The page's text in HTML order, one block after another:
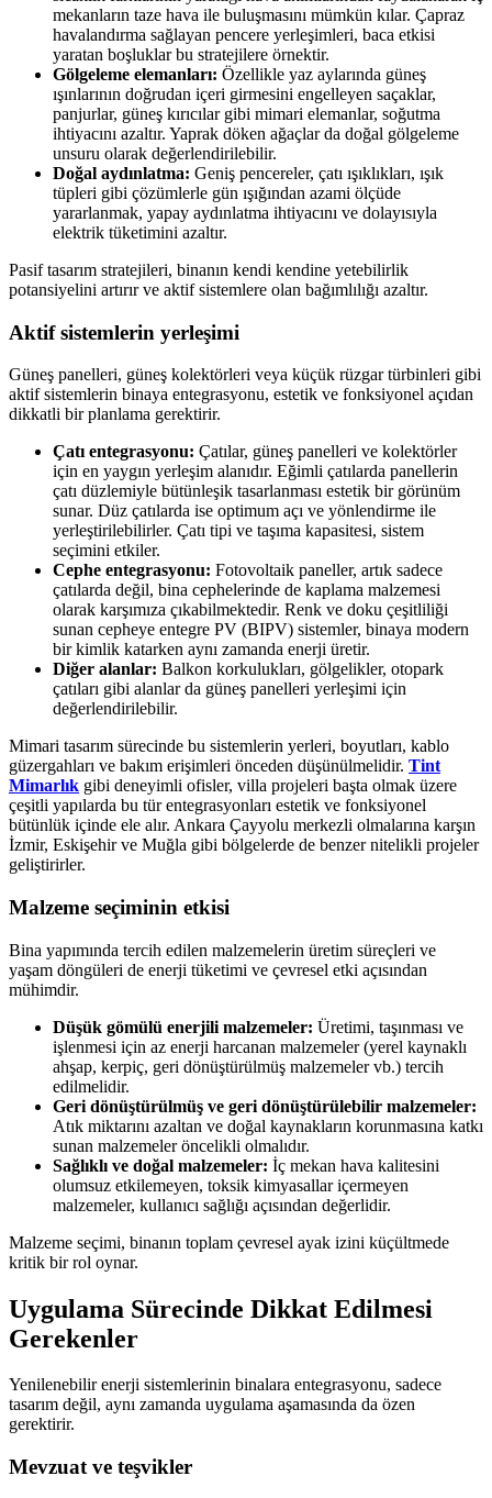
mekanların taze hava ile buluşmasını mümkün kılar. Çapraz
havalandırma sağlayan pencere yerleşimleri, baca etkisi
yaratan boşluklar bu stratejilere örnektir.
Gölgeleme elemanları: Özellikle yaz aylarında güneş
ışınlarının doğrudan içeri girmesini engelleyen saçaklar,
panjurlar, güneş kırıcılar gibi mimari elemanlar, soğutma
ihtiyacını azaltır. Yaprak döken ağaçlar da doğal gölgeleme
unsuru olarak değerlendirilebilir.
Doğal aydınlatma: Geniş pencereler, çatı ışıklıkları, ışık
tüpleri gibi çözümlerle gün ışığından azami ölçüde
yararlanmak, yapay aydınlatma ihtiyacını ve dolayısıyla
elektrik tüketimini azaltır.
Pasif tasarım stratejileri, binanın kendi kendine yetebilirlik
potansiyelini artırır ve aktif sistemlere olan bağımlılığı azaltır.
Aktif sistemlerin yerleşimi
Güneş panelleri, güneş kolektörleri veya küçük rüzgar türbinleri gibi
aktif sistemlerin binaya entegrasyonu, estetik ve fonksiyonel açıdan
dikkatli bir planlama gerektirir.
Çatı entegrasyonu: Çatılar, güneş panelleri ve kolektörler
için en yaygın yerleşim alanıdır. Eğimli çatılarda panellerin
çatı düzlemiyle bütünleşik tasarlanması estetik bir görünüm
sunar. Düz çatılarda ise optimum açı ve yönlendirme ile
yerleştirilebilirler. Çatı tipi ve taşıma kapasitesi, sistem
seçimini etkiler.
Cephe entegrasyonu: Fotovoltaik paneller, artık sadece
çatılarda değil, bina cephelerinde de kaplama malzemesi
olarak karşımıza çıkabilmektedir. Renk ve doku çeşitliliği
sunan cepheye entegre PV (BIPV) sistemler, binaya modern
bir kimlik katarken aynı zamanda enerji üretir.
Diğer alanlar: Balkon korkulukları, gölgelikler, otopark
çatıları gibi alanlar da güneş panelleri yerleşimi için
değerlendirilebilir.
Mimari tasarım sürecinde bu sistemlerin yerleri, boyutları, kablo
güzergahları ve bakım erişimleri önceden düşünülmelidir. Tint
Mimarlık gibi deneyimli ofisler, villa projeleri başta olmak üzere
çeşitli yapılarda bu tür entegrasyonları estetik ve fonksiyonel
bütünlük içinde ele alır. Ankara Çayyolu merkezli olmalarına karşın
İzmir, Eskişehir ve Muğla gibi bölgelerde de benzer nitelikli projeler
geliştirirler.
Malzeme seçiminin etkisi
Bina yapımında tercih edilen malzemelerin üretim süreçleri ve
yaşam döngüleri de enerji tüketimi ve çevresel etki açısından
mühimdir.
Düşük gömülü enerjili malzemeler: Üretimi, taşınması ve
işlenmesi için az enerji harcanan malzemeler (yerel kaynaklı
ahşap, kerpiç, geri dönüştürülmüş malzemeler vb.) tercih
edilmelidir.
Geri dönüştürülmüş ve geri dönüştürülebilir malzemeler:
Atık miktarını azaltan ve doğal kaynakların korunmasına katkı
sunan malzemeler öncelikli olmalıdır.
Sağlıklı ve doğal malzemeler: İç mekan hava kalitesini
olumsuz etkilemeyen, toksik kimyasallar içermeyen
malzemeler, kullanıcı sağlığı açısından değerlidir.
Malzeme seçimi, binanın toplam çevresel ayak izini küçültmede
kritik bir rol oynar.
Uygulama Sürecinde Dikkat Edilmesi
Gerekenler
Yenilenebilir enerji sistemlerinin binalara entegrasyonu, sadece
tasarım değil, aynı zamanda uygulama aşamasında da özen
gerektirir.
Mevzuat ve teşvikler